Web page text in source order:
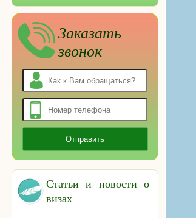
Заказать
звонок
Статьи и новости о
визах